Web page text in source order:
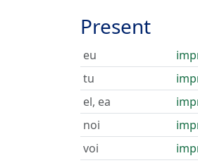
Present
eu
tu
el, ea
noi
voi